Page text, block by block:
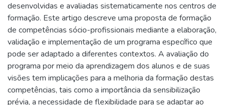
desenvolvidas e avaliadas sistematicamente nos centros de
formação. Este artigo descreve uma proposta de formação
de competências sócio-profissionais mediante a elaboração,
validação e implementação de um programa específico que
pode ser adaptado a diferentes contextos. A avaliação do
programa por meio da aprendizagem dos alunos e de suas
visões tem implicações para a melhoria da formação destas
competências, tais como a importância da sensibilização
prévia, a necessidade de flexibilidade para se adaptar ao